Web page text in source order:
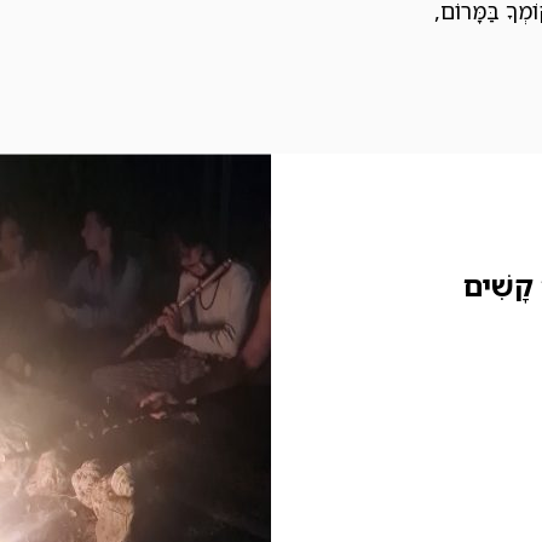
בַּמָּרוֹם,
קָשִׁים